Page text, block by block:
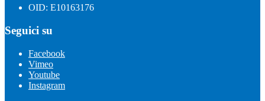
OID: E10163176
Seguici su
Facebook
Vimeo
Youtube
Instagram